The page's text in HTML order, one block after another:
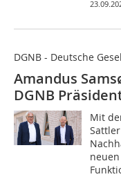
DGNB - Deutsche
Amandus
DGNB
Mit